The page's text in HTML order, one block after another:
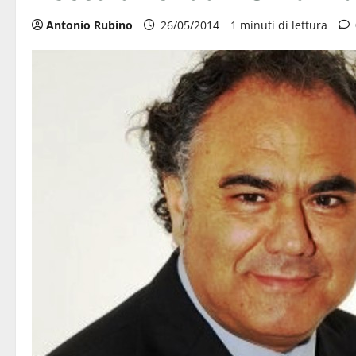
Antonio Rubino 26/05/2014 1 minuti di lettura